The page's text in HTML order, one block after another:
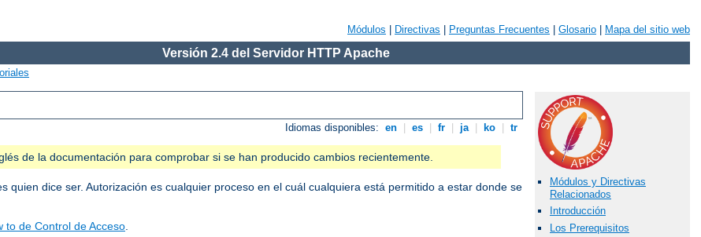
Módulos Directivas Preguntas Frecuentes Glosario Mapa del sitio web
Versión 2.4 del Servidor HTTP Apache
Idiomas disponibles: en es fr ja ko tr
de la documentación para comprobar si se han producido cambios recientemente.
quien dice ser. Autorización es cualquier proceso en el cuál cualquiera está permitido a estar donde se
to de Control de Acceso.
Módulos y Directivas
Relacionados
Introducción
Los Prerequisitos